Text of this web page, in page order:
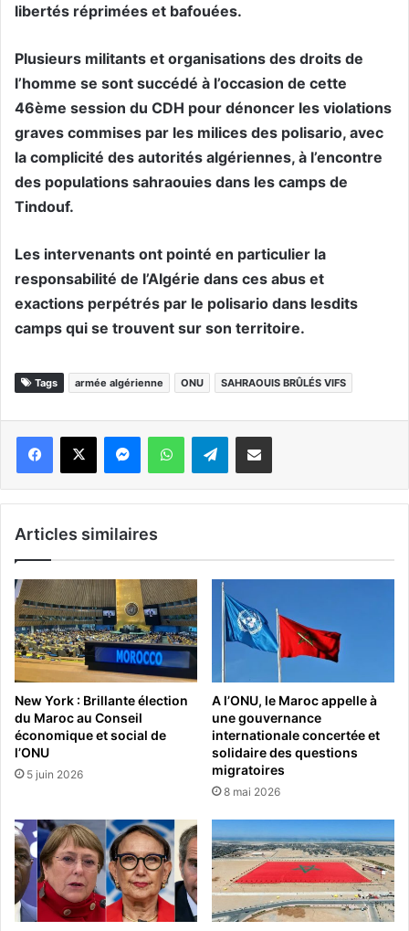
libertés réprimées et bafouées.
Plusieurs militants et organisations des droits de
l’homme se sont succédé à l’occasion de cette
46ème session du CDH pour dénoncer les violations
graves commises par les milices des polisario, avec
la complicité des autorités algériennes, à l’encontre
des populations sahraouies dans les camps de
Tindouf.
Les intervenants ont pointé en particulier la
responsabilité de l’Algérie dans ces abus et
exactions perpétrés par le polisario dans lesdits
camps qui se trouvent sur son territoire.
Tags armée algérienne ONU SAHRAOUIS BRÛLÉS VIFS
WhatsApp Telegram
Articles similaires
New York : Brillante élection
du Maroc au Conseil
économique et social de
l’ONU
5 juin 2026
A l’ONU, le Maroc appelle à
une gouvernance
internationale concertée et
solidaire des questions
migratoires
8 mai 2026